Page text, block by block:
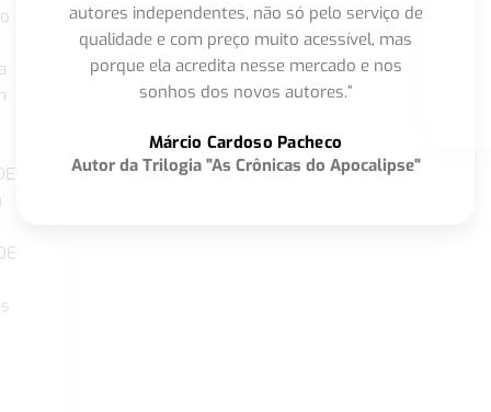
autores independentes, não só pelo serviço de
qualidade e com preço muito acessível, mas
porque ela acredita nesse mercado e nos
sonhos dos novos autores.”
Márcio Cardoso Pacheco
Autor da Trilogia "As Crônicas do Apocalipse"